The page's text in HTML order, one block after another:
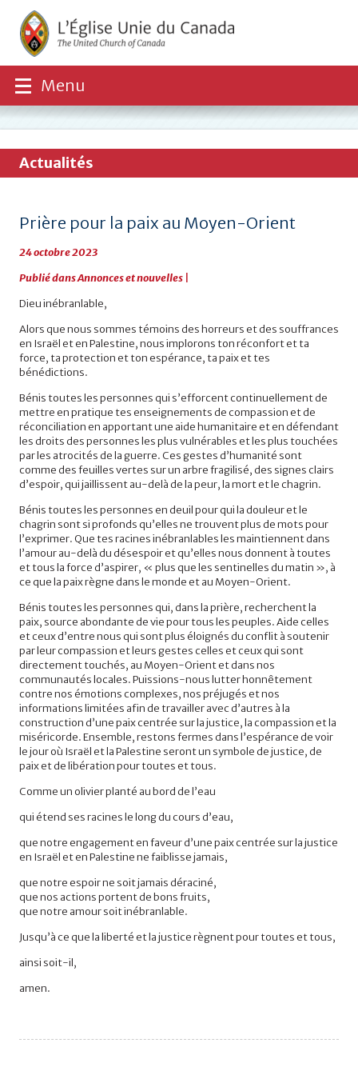
Menu
Actualités
Prière pour la paix au Moyen-Orient
24 octobre 2023
Publié dansAnnonces et nouvelles
Dieu inébranlable,
Alors que nous sommes témoins des horreurs et des souffrances
en Israël et en Palestine, nous implorons ton réconfort et ta
force, ta protection et ton espérance, ta paix et tes
bénédictions.
Bénis toutes les personnes qui s’efforcent continuellement de
mettre en pratique tes enseignements de compassion et de
réconciliation en apportant une aide humanitaire et en défendant
les droits des personnes les plus vulnérables et les plus touchées
par les atrocités de la guerre. Ces gestes d’humanité sont
comme des feuilles vertes sur un arbre fragilisé, des signes clairs
d’espoir, qui jaillissent au-delà de la peur, la mort et le chagrin.
Bénis toutes les personnes en deuil pour qui la douleur et le
chagrin sont si profonds qu’elles ne trouvent plus de mots pour
l’exprimer. Que tes racines inébranlables les maintiennent dans
l’amour au-delà du désespoir et qu’elles nous donnent à toutes
et tous la force d’aspirer, « plus que les sentinelles du matin », à
ce que la paix règne dans le monde et au Moyen-Orient.
Bénis toutes les personnes qui, dans la prière, recherchent la
paix, source abondante de vie pour tous les peuples. Aide celles
et ceux d’entre nous qui sont plus éloignés du conflit à soutenir
par leur compassion et leurs gestes celles et ceux qui sont
directement touchés, au Moyen-Orient et dans nos
communautés locales. Puissions-nous lutter honnêtement
contre nos émotions complexes, nos préjugés et nos
informations limitées afin de travailler avec d’autres à la
construction d’une paix centrée sur la justice, la compassion et la
miséricorde. Ensemble, restons fermes dans l’espérance de voir
le jour où Israël et la Palestine seront un symbole de justice, de
paix et de libération pour toutes et tous.
Comme un olivier planté au bord de l’eau
qui étend ses racines le long du cours d’eau,
que notre engagement en faveur d’une paix centrée sur la justice
en Israël et en Palestine ne faiblisse jamais,
que notre espoir ne soit jamais déraciné,
que nos actions portent de bons fruits,
que notre amour soit inébranlable.
Jusqu’à ce que la liberté et la justice règnent pour toutes et tous,
ainsi soit-il,
amen.